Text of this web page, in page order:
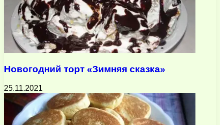
Новогодний торт «Зимняя сказка»
25.11.2021